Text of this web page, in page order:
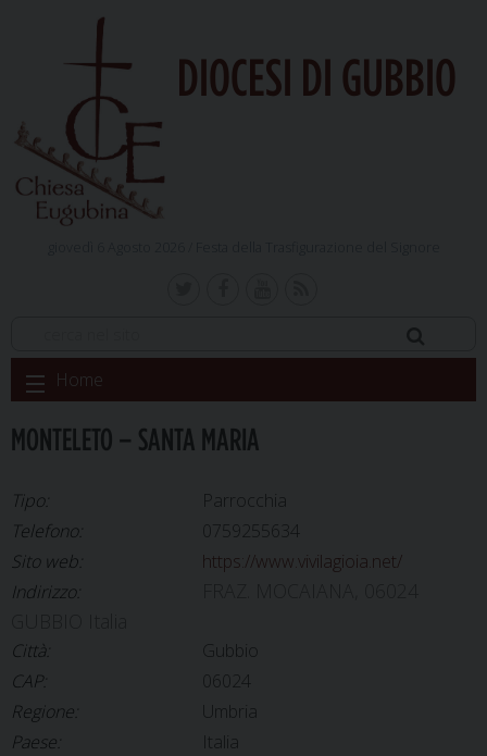
DIOCESI DI GUBBIO
Skip
to
Home
MONTELETO – SANTA MARIA
Tipo:
Parrocchia
Telefono:
0759255634
Sito web:
https://www.vivilagioia.net/
Indirizzo:
Città:
Gubbio
CAP:
06024
Regione:
Umbria
Paese:
Italia